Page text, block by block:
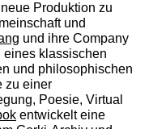
Produktion zu
und
und ihre Company
eines klassischen
und philosophischen
zu einer
Poesie, Virtual
entwickelt eine